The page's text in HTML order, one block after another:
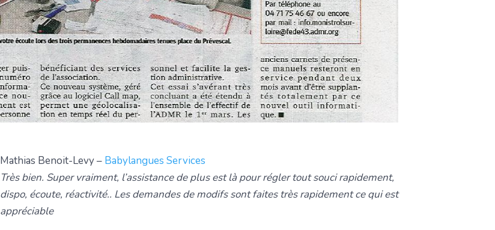
Mathias Benoit-Levy – Babylangues Services
Très bien. Super vraiment, l’assistance de plus est là pour régler tout souci rapidement,
dispo, écoute, réactivité.. Les demandes de modifs sont faites très rapidement ce qui est
appréciable